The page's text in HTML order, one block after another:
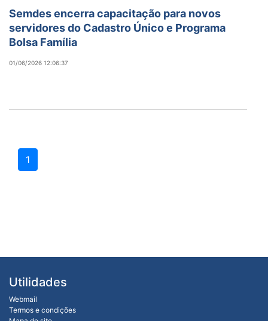
Semdes encerra capacitação para novos
servidores do Cadastro Único e Programa
Bolsa Família
01/06/2026 12:06:37
1
Utilidades
Webmail
Termos e condições